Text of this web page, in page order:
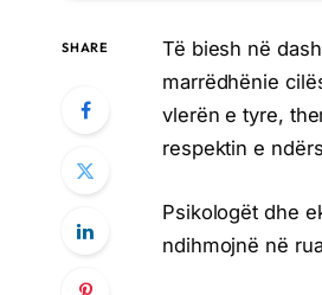
SHARE
Të biesh në
marrëdhënie
vlerën e tyre,
respektin e
Psikologët dhe
ndihmojnë në